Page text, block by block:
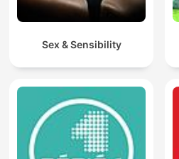
Sex & Sensibility